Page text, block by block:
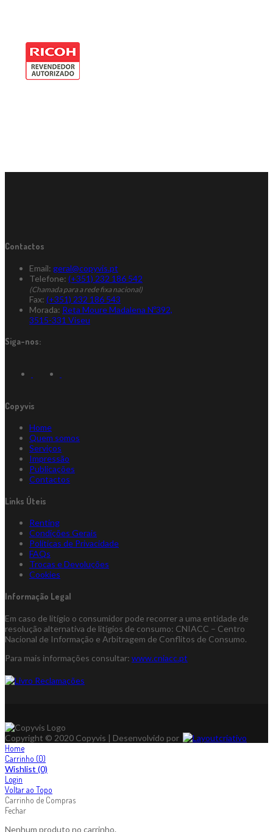
Contactos
Email: geral@copyvis.pt
Telefone: (+351) 232 186 542
(Chamada para a rede fixa nacional)
Fax: (+351) 232 186 543
Morada: Reta Moure Madalena Nº392,
3515-331 Viseu
Siga-nos:
Copyvis
Home
Quem somos
Serviços
Impressão
Publicações
Contactos
Links Úteis
Renting
Condições Gerais
Políticas de Privacidade
FAQs
Trocas e Devoluções
Cookies
Informação Legal
Em caso de litígio o consumidor pode recorrer a uma entidade de
resolução alternativa de litígios de consumo: CNIACC – Centro
Nacional de Informação e Arbitragem de Conflitos de Consumo.
Para mais informações consultar: www.cniacc.pt
Copyright © 2020 Copyvis | Desenvolvido por
Home
Carrinho (0)
Wishlist (0)
Login
Voltar ao Topo
Carrinho de Compras
Fechar
Nenhum produto no carrinho.